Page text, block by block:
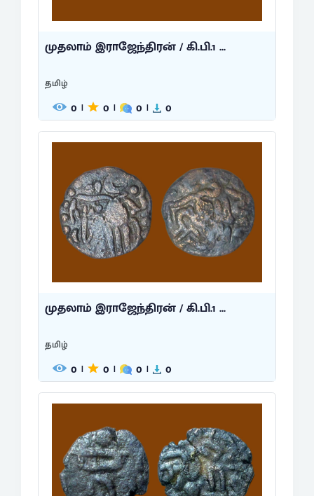
முதலாம் இராஜேந்திரன் / கி.பி.1 ...
தமிழ்
0 | 0 | 0 | 0
முதலாம் இராஜேந்திரன் / கி.பி.1 ...
தமிழ்
0 | 0 | 0 | 0